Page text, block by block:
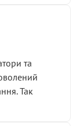
та
Так